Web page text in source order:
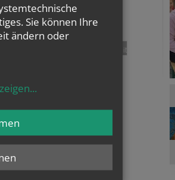
pin it
Sie können Ihre
ändern oder
...